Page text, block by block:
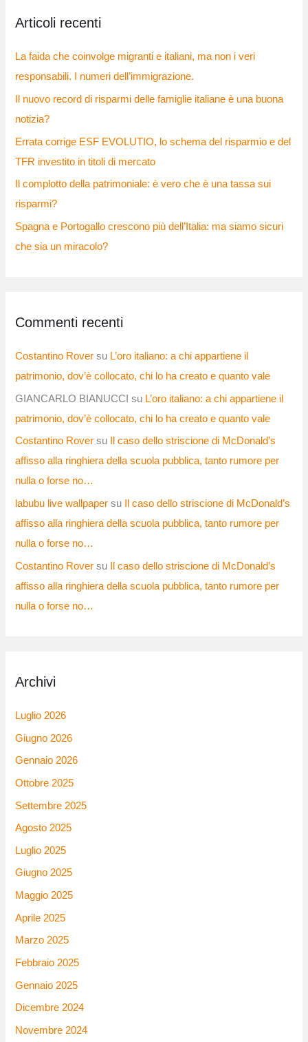
a
Articoli recenti
La faida che coinvolge migranti e italiani, ma non i veri
responsabili. I numeri dell’immigrazione.
Il nuovo record di risparmi delle famiglie italiane è una buona
notizia?
Errata corrige ESF EVOLUTIO, lo schema del risparmio e del
TFR investito in titoli di mercato
Il complotto della patrimoniale: è vero che è una tassa sui
risparmi?
Spagna e Portogallo crescono più dell’Italia: ma siamo sicuri
che sia un miracolo?
Commenti recenti
Costantino Rover su L’oro italiano: a chi appartiene il
patrimonio, dov’è collocato, chi lo ha creato e quanto vale
GIANCARLO BIANUCCI su L’oro italiano: a chi appartiene il
patrimonio, dov’è collocato, chi lo ha creato e quanto vale
Costantino Rover su
Il caso dello striscione di McDonald’s
affisso alla ringhiera della scuola pubblica, tanto rumore per
nulla o forse no…
labubu live wallpaper su
Il caso dello striscione di McDonald’s
affisso alla ringhiera della scuola pubblica, tanto rumore per
nulla o forse no…
Costantino Rover su
Il caso dello striscione di McDonald’s
affisso alla ringhiera della scuola pubblica, tanto rumore per
nulla o forse no…
Archivi
Luglio 2026
Giugno 2026
Gennaio 2026
Ottobre 2025
Settembre 2025
Agosto 2025
Luglio 2025
Giugno 2025
Maggio 2025
Aprile 2025
Marzo 2025
Febbraio 2025
Gennaio 2025
Dicembre 2024
Novembre 2024